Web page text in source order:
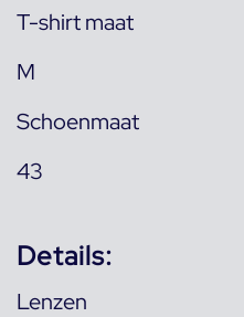
T-shirt maat
M
Schoenmaat
43
Details:
Lenzen